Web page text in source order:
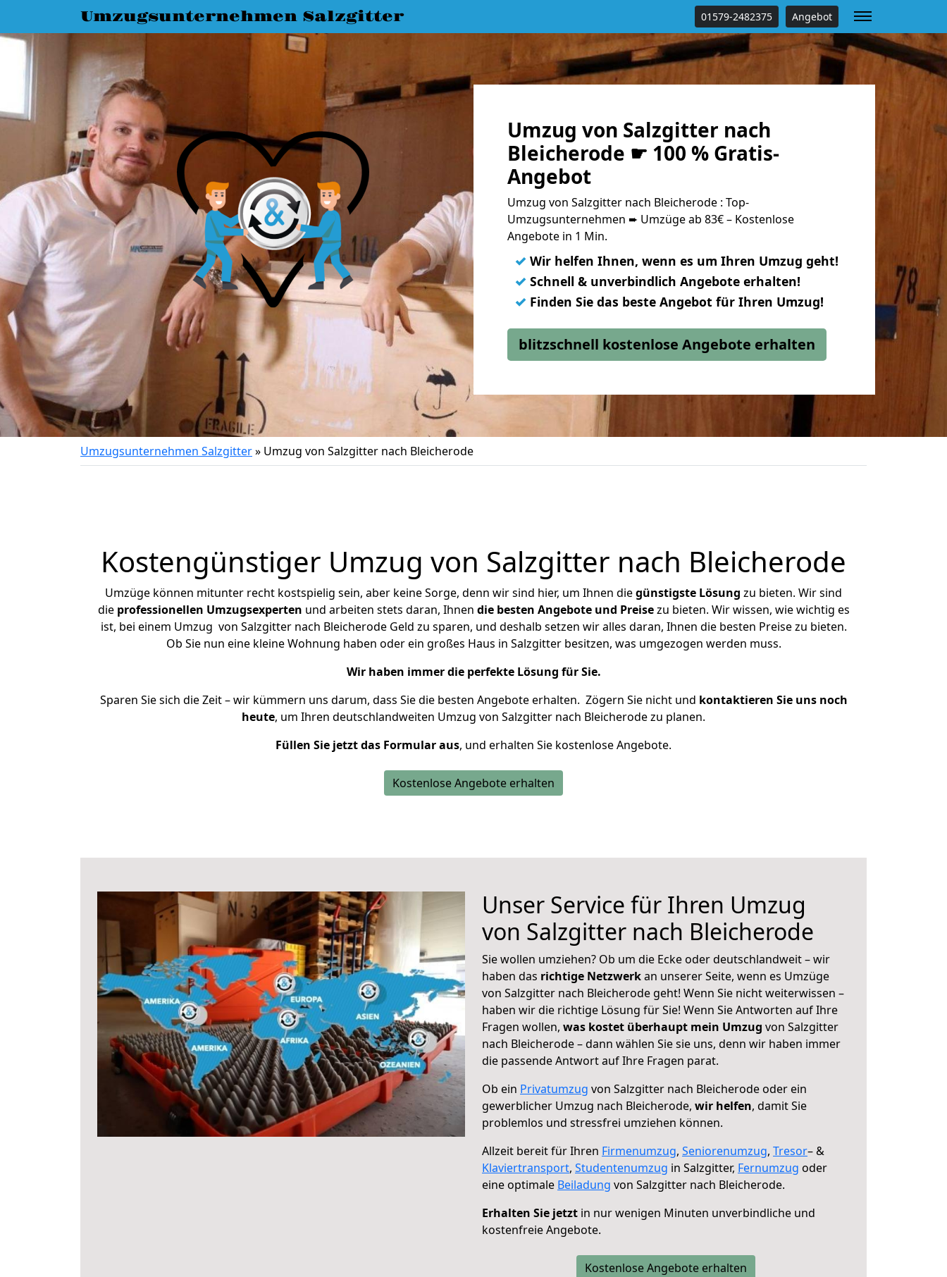
Umzugsunternehmen Salzgitter 01579-2482375 Angebot
Umzug von Salzgitter nach
Bleicherode ☛ 100 % Gratis-
Angebot
Umzug von Salzgitter nach Bleicherode : Top-
Umzugsunternehmen ➨ Umzüge ab 83€ – Kostenlose
Angebote in 1 Min.
✓ Wir helfen Ihnen, wenn es um Ihren Umzug geht!
✓ Schnell & unverbindlich Angebote erhalten!
✓ Finden Sie das beste Angebot für Ihren Umzug!
blitzschnell kostenlose Angebote erhalten
Umzugsunternehmen Salzgitter» Umzug von Salzgitter nach Bleicherode
Kostengünstiger Umzug von Salzgitter nach Bleicherode
Umzüge können mitunter recht kostspielig sein, aber keine Sorge, denn wir sind hier, um Ihnen diegünstigste Lösung zu bieten. Wir sind
die professionellen Umzugsexperten und arbeiten stets daran, Ihnen die besten Angebote und Preisezu bieten. Wir wissen, wie wichtig es
ist, bei einem Umzug von Salzgitter nach Bleicherode Geld zu sparen, und deshalb setzen wir alles daran, Ihnen die besten Preise zu bieten.
Ob Sie nun eine kleine Wohnung haben oder ein großes Haus in Salzgitter besitzen, was umgezogen werden muss.
Wir haben immer die perfekte Lösung für Sie.
Sparen Sie sich die Zeit – wir kümmern uns darum, dass Sie die besten Angebote erhalten. Zögern Sie nicht und kontaktieren Sie uns noch
heute, um Ihren deutschlandweiten Umzug von Salzgitter nach Bleicherode zu planen.
Füllen Sie jetzt das Formular aus, und erhalten Sie kostenlose Angebote.
Kostenlose Angebote erhalten
Unser Service für Ihren Umzug
von Salzgitter nach Bleicherode
Sie wollen umziehen? Ob um die Ecke oder deutschlandweit – wir
haben das richtige Netzwerkan unserer Seite, wenn es Umzüge
von Salzgitter nach Bleicherode geht! Wenn Sie nicht weiterwissen –
haben wir die richtige Lösung für Sie! Wenn Sie Antworten auf Ihre
Fragen wollen, was kostet überhaupt mein Umzug von Salzgitter
nach Bleicherode – dann wählen Sie sie uns, denn wir haben immer
die passende Antwort auf Ihre Fragen parat.
Ob ein Privatumzug von Salzgitter nach Bleicherode oder ein
gewerblicher Umzug nach Bleicherode, wir helfen, damit Sie
problemlos und stressfrei umziehen können.
Allzeit bereit für Ihren Firmenumzug, Seniorenumzug, Tresor– &
Klaviertransport, Studentenumzug in Salzgitter, Fernumzug oder
eine optimale Beiladung von Salzgitter nach Bleicherode.
Erhalten Sie jetzt in nur wenigen Minuten unverbindliche und
kostenfreie Angebote.
Kostenlose Angebote erhalten